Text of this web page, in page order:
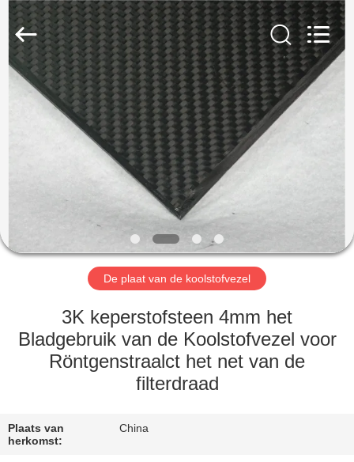
HUIS
PRODUCTEN
ONGEVEER
FABRIEKSREIS
KWALITEITSCONTROLE
CONTACTEER
VERZOEK
2026
SHANGHAI
LIJIN
IMP.&EXP.
CO.,LTD.
Rights
Reserved.
De plaat van de koolstofvezel
3K keperstofsteen 4mm het
Bladgebruik van de Koolstofvezel voor
Röntgenstraalct het net van de
filterdraad
Plaats van
herkomst:
China